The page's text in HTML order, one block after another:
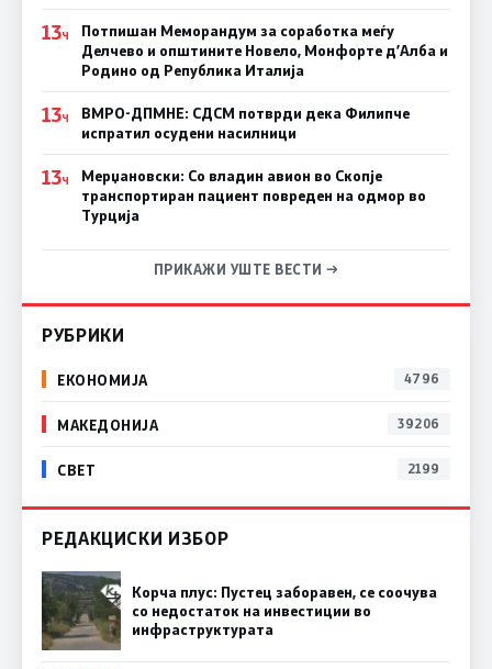
13Ч
Потпишан Меморандум за соработка меѓу
Делчево и општините Новело, Монфорте д’Алба и
Родино од Република Италија
13Ч
ВМРО-ДПМНЕ: СДСM потврди дека Филипче
испратил осудени насилници
13Ч
Мерџановски: Со владин авион во Скопје
транспортиран пациент повреден на одмор во
Турција
ПРИКАЖИ УШТЕ ВЕСТИ →
РУБРИКИ
ЕКОНОМИЈА 4796
МАКЕДОНИЈА 39206
СВЕТ 2199
РЕДАКЦИСКИ ИЗБОР
Корча плус: Пустец заборавен, се соочува
со недостаток на инвестиции во
инфраструктурата